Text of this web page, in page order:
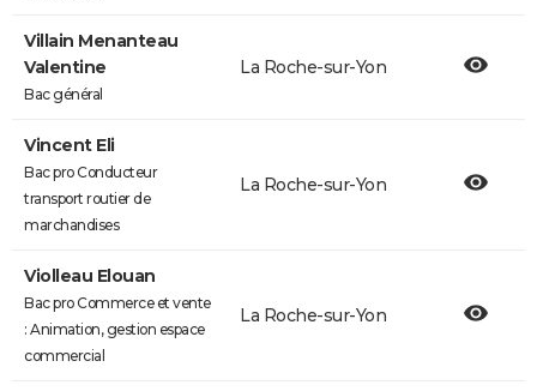
Villain Menanteau
Valentine
Bac général
La Roche-sur-Yon
Vincent Eli
Bac pro Conducteur
transport routier de
marchandises
La Roche-sur-Yon
Violleau Elouan
Bac pro Commerce et vente
: Animation, gestion espace
commercial
La Roche-sur-Yon